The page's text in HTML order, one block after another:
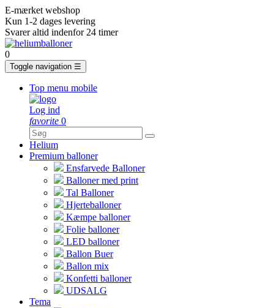
E-mærket webshop
Kun 1-2 dages levering
Svarer altid indenfor 24 timer
0
Toggle navigation ☰
Top menu mobile
Log ind
favorite 0
Helium
Premium balloner
Ensfarvede Balloner
Balloner med print
Tal Balloner
Hjerteballoner
Kæmpe balloner
Folie balloner
LED balloner
Ballon Buer
Ballon mix
Konfetti balloner
UDSALG
Tema